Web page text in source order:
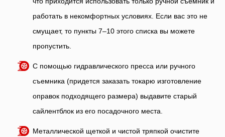
работать в некомфортных условиях. Если вас это не
смущает, то пункты 7–10 этого списка вы можете
пропустить.
С помощью гидравлического пресса или ручного
съемника (придется заказать токарю изготовление
оправок подходящего размера) выдавите старый
сайлентблок из его посадочного места.
Металлической щеткой и чистой тряпкой очистите